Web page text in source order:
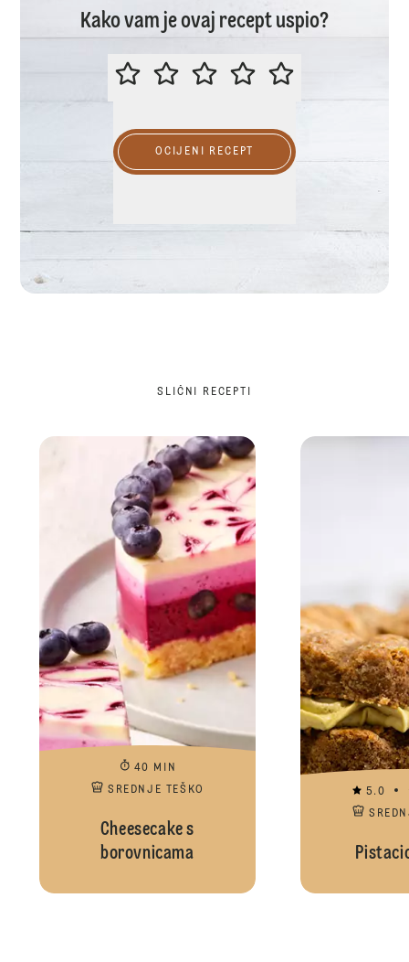
Kako vam je ovaj recept uspio?
OCIJENITE OVAJ RECEPT
OCIJENI RECEPT
SLIČNI RECEPTI
40 MIN
SREDNJE TEŠKO
Cheesecake s
borovnicama
5.0